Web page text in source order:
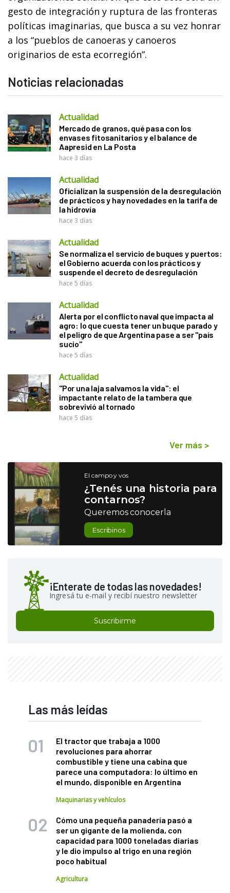
gesto de integración y ruptura de las fronteras
políticas imaginarias, que busca a su vez honrar
a los “pueblos de canoeras y canoeros
originarios de esta ecorregión”.
Noticias relacionadas
Actualidad
Mercado de granos, qué pasa con los
envases fitosanitarios y el balance de
Aapresid en La Posta
hace 3 días
Actualidad
Oficializan la suspensión de la desregulación
de prácticos y hay novedades en la tarifa de
la hidrovía
hace 3 días
Actualidad
Se normaliza el servicio de buques y puertos:
el Gobierno acuerda con los prácticos y
suspende el decreto de desregulación
hace 5 días
Actualidad
Alerta por el conflicto naval que impacta al
agro: lo que cuesta tener un buque parado y
el peligro de que Argentina pase a ser "país
sucio"
hace 5 días
Actualidad
"Por una laja salvamos la vida": el
impactante relato de la tambera que
sobrevivió al tornado
hace 5 días
Ver más >
El campo y vos
¿Tenés una historia para
contarnos?
Queremos conocerla
Escribinos
¡Enterate de todas las novedades!
Ingresá tu e-mail y recibí nuestro newsletter
Suscribirme
Las más leídas
El tractor que trabaja a 1000
revoluciones para ahorrar
combustible y tiene una cabina que
parece una computadora: lo último en
el mundo, disponible en Argentina
Maquinarias y vehículos
Cómo una pequeña panadería pasó a
ser un gigante de la molienda, con
capacidad para 1000 toneladas diarias
y le dio impulso al trigo en una región
poco habitual
Agricultura